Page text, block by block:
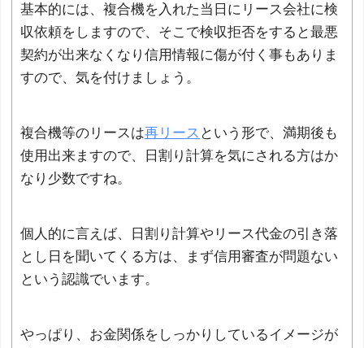
基本的には、複合機を入れた当日にリース会社に検
収依頼をしますので、そこで検収拒否をすると最悪
契約が出来なくなり信用情報に傷が付く事もありま
すので、気を付けましょう。
複合機等のリースは再リース という形で、満期後も
使用出来ますので、日割り計算を気にされる方はか
なり少数ですね。
個人的に言えば、日割り計算やリース代金の引き落
とし日を聞いてくる方は、まず信用審査が問題ない
という認識でいます。
やっぱり、お金関係をしっかりしているイメージが